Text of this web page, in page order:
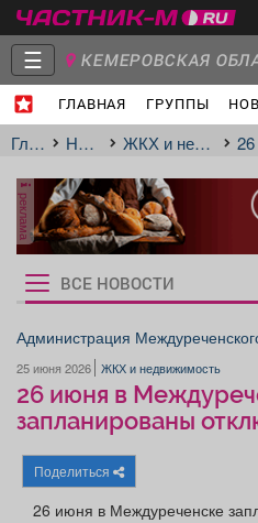
☰ КЕМЕРОВСКАЯ
ГЛАВНАЯ ГРУППЫ
Главная
Группы
Объявления
Работа
Афиша Обучение
Главная Новости ЖКХ и недвижимость
реклама
Рукбрики
новостей
ВСЕ НОВОСТИ
Администрация
25 июня 2026 ЖКХ и недвижимость
26 июня в
запланированы
Поделиться
26 июня в Междуреченске